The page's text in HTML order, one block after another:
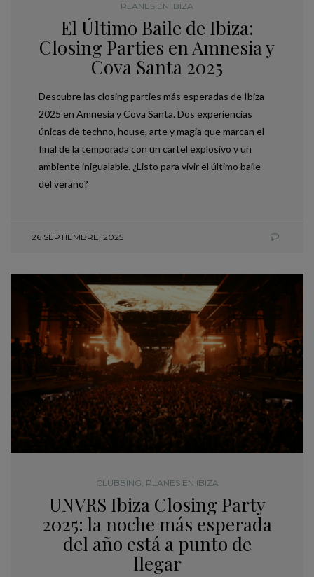
PLANES EN IBIZA
El Último Baile de Ibiza:
Closing Parties en Amnesia y
Cova Santa 2025
Descubre las closing parties más esperadas de Ibiza
2025 en Amnesia y Cova Santa. Dos experiencias
únicas de techno, house, arte y magia que marcan el
final de la temporada con un cartel explosivo y un
ambiente inigualable. ¿Listo para vivir el último baile
del verano?
26 SEPTIEMBRE, 2025
CLUBBING, PLANES EN IBIZA
UNVRS Ibiza Closing Party
2025: la noche más esperada
del año está a punto de
llegar